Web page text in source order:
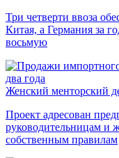
Три четверти ввоза
Китая, а Германия за
восьмую
Женский менторский
Проект адресован
руководительницам и
собственным правилам